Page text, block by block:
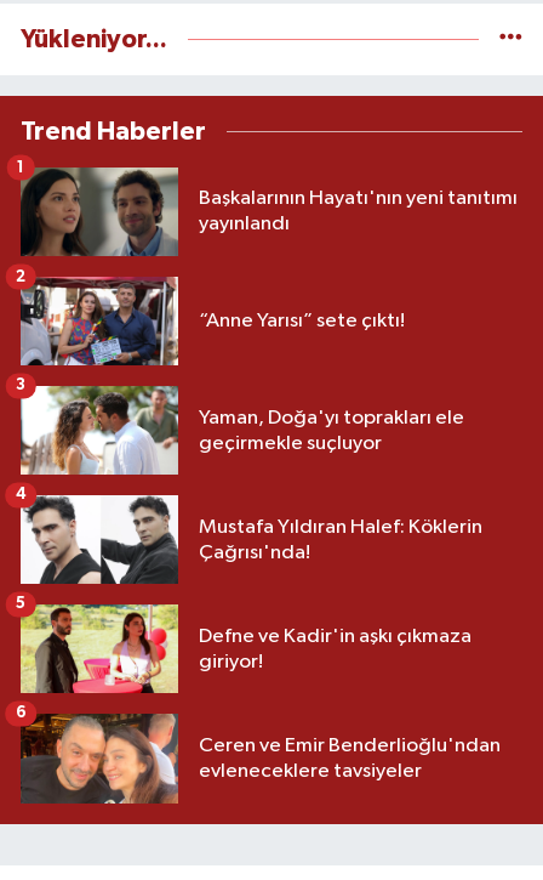
Yükleniyor...
Trend Haberler
Başkalarının Hayatı'nın yeni tanıtımı
yayınlandı
1
“Anne Yarısı” sete çıktı!
2
Yaman, Doğa'yı toprakları ele
geçirmekle suçluyor
3
Mustafa Yıldıran Halef: Köklerin
Çağrısı'nda!
4
Defne ve Kadir'in aşkı çıkmaza
giriyor!
5
Ceren ve Emir Benderlioğlu'ndan
evleneceklere tavsiyeler
6